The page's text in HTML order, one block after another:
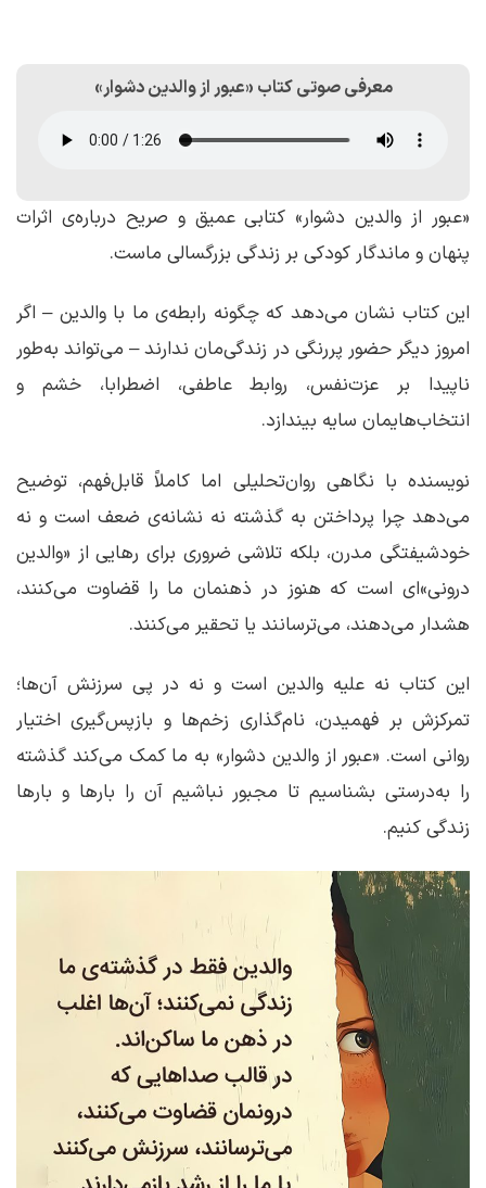
معرفی صوتی کتاب «عبور از والدین دشوار»
«عبور از والدین دشوار» کتابی عمیق و صریح درباره‌ی اثرات
پنهان و ماندگار کودکی بر زندگی بزرگسالی ماست.
این کتاب نشان می‌دهد که چگونه رابطه‌ی ما با والدین – اگر
امروز دیگر حضور پررنگی در زندگی‌مان ندارند – می‌تواند به‌طور
ناپیدا بر عزت‌نفس، روابط عاطفی، اضطرابا، خشم‌ و
انتخاب‌هایمان سایه بیندازد.
نویسنده با نگاهی روان‌تحلیلی اما کاملاً قابل‌فهم، توضیح
می‌دهد چرا پرداختن به گذشته نه نشانه‌ی ضعف است و نه
خودشیفتگی مدرن، بلکه تلاشی ضروری برای رهایی از «والدین
درونی»‌ای است که هنوز در ذهنمان ما را قضاوت می‌کنند،
هشدار می‌دهند، می‌ترسانند یا تحقیر می‌کنند.
این کتاب نه علیه والدین است و نه در پی سرزنش آن‌ها؛
تمرکزش بر فهمیدن، نام‌گذاری زخم‌ها و بازپس‌گیری اختیار
روانی است. «عبور از والدین دشوار» به ما کمک می‌کند گذشته
را به‌درستی بشناسیم تا مجبور نباشیم آن را بارها و بارها
زندگی کنیم.